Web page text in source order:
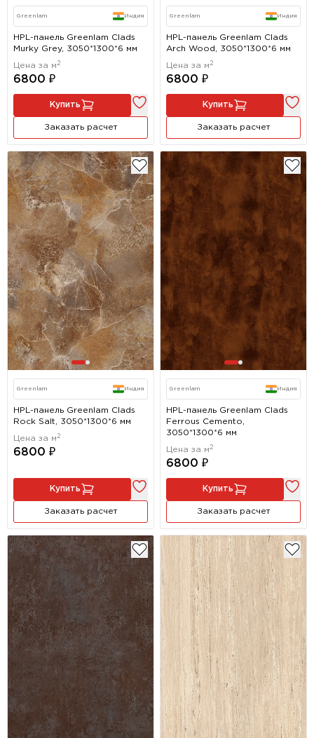
Greenlam Индия
HPL-панель Greenlam Clads
Murky Grey, 3050*1300*6 мм
Цена за м 2
6800 ₽
Купить
Заказать расчет
Greenlam Индия
HPL-панель Greenlam Clads
Arch Wood, 3050*1300*6 мм
Цена за м 2
6800 ₽
Купить
Заказать расчет
Greenlam Индия
HPL-панель Greenlam Clads
Rock Salt, 3050*1300*6 мм
Цена за м 2
6800 ₽
Купить
Заказать расчет
Greenlam Индия
HPL-панель Greenlam Clads
Ferrous Cemento,
3050*1300*6 мм
Цена за м 2
6800 ₽
Купить
Заказать расчет